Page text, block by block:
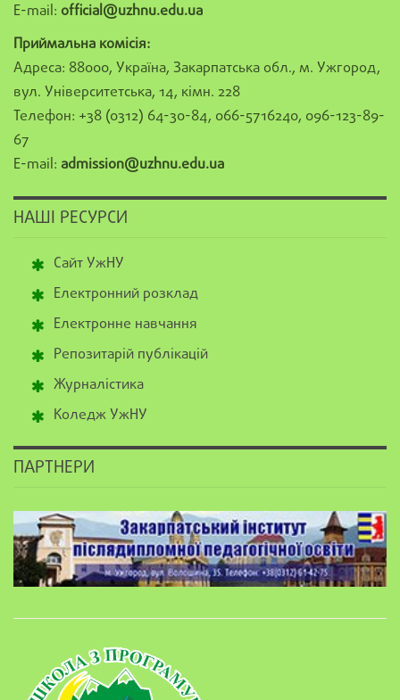
E-mail: official@uzhnu.edu.ua
Приймальна комісія:
Адреса: 88000, Україна, Закарпатська обл., м. Ужгород,
вул. Університетська, 14, кімн. 228
Телефон: +38 (0312) 64-30-84, 066-5716240, 096-123-89-
67
E-mail: admission@uzhnu.edu.ua
НАШІ РЕСУРСИ
Сайт УжНУ
Електронний розклад
Електронне навчання
Репозитарій публікацій
Журналістика
Коледж УжНУ
ПАРТНЕРИ